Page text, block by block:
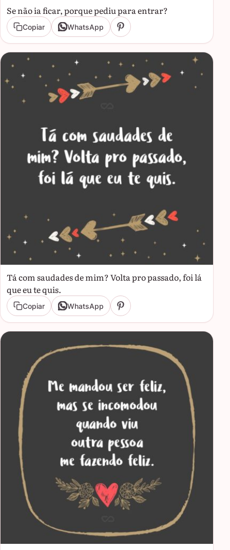
Se não ia ficar, porque pediu para entrar?
Copiar WhatsApp
Tá com saudades de mim? Volta pro passado, foi lá
que eu te quis.
Copiar WhatsApp